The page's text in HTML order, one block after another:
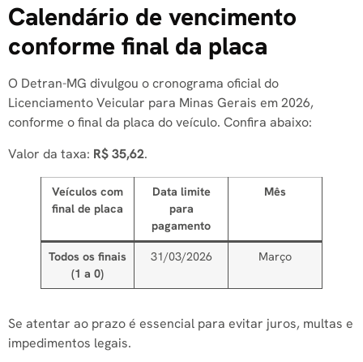
Calendário de vencimento
conforme final da placa
O Detran-MG divulgou o cronograma oficial do
Licenciamento Veicular para Minas Gerais em 2026,
conforme o final da placa do veículo. Confira abaixo:
Valor da taxa: R$ 35,62.
Veículos com
final de placa
Data limite
para
pagamento
Mês
Todos os finais
(1 a 0)
31/03/2026 Março
Se atentar ao prazo é essencial para evitar juros, multas e
impedimentos legais.